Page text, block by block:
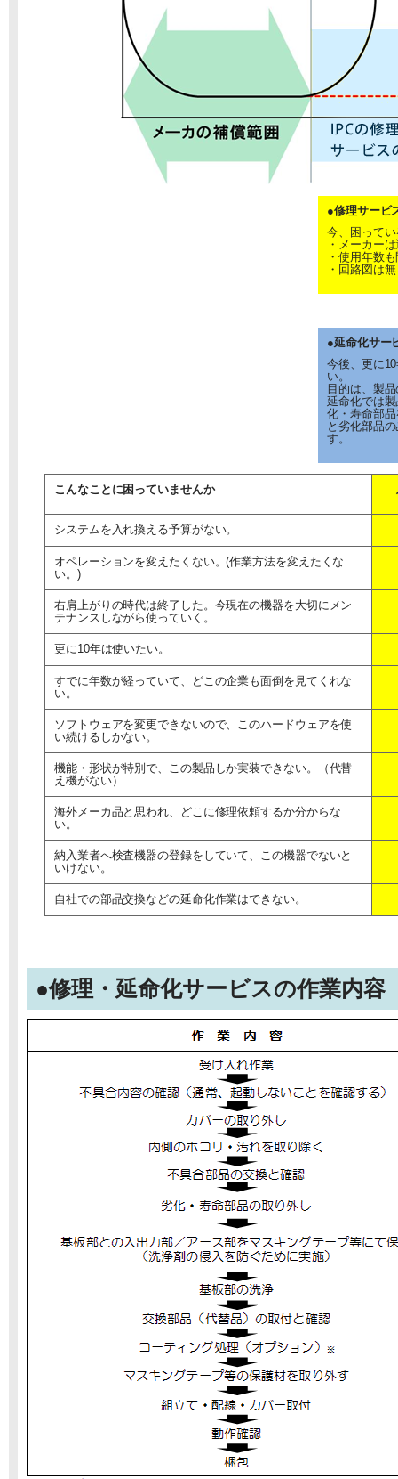
●修理サービ
今、困って
・メーカー
・使用年数
・回路図は
●延命化サー
今後、更に
い。
目的は、製
延命化では
化・寿命部
と劣化部品
す。
こんなことに困っていませんか
システムを入れ換える予算がない。
オペレーションを変えたくない。(作業方法を変えたくな
い。)
右肩上がりの時代は終了した。今現在の機器を大切にメン
テナンスしながら使っていく。
更に10年は使いたい。
すでに年数が経っていて、どこの企業も面倒を見てくれな
い。
ソフトウェアを変更できないので、このハードウェアを使
い続けるしかない。
機能・形状が特別で、この製品しか実装できない。（代替
え機がない）
海外メーカ品と思われ、どこに修理依頼するか分からな
い。
納入業者へ検査機器の登録をしていて、この機器でないと
いけない。
自社での部品交換などの延命化作業はできない。
●修理・延命化サービスの作業内容